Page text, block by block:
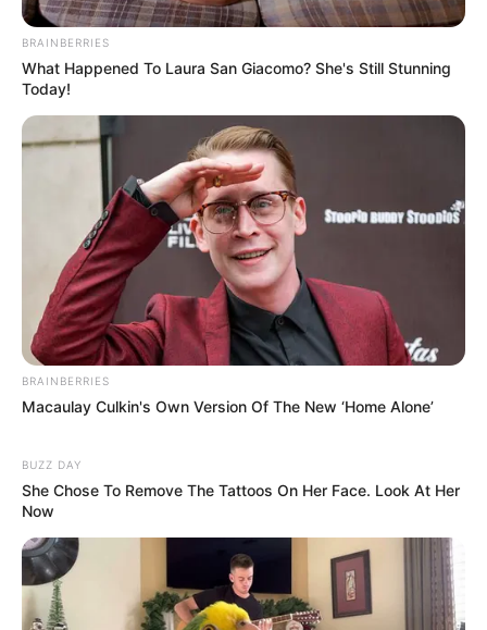
BRAINBERRIES
What Happened To Laura San Giacomo? She's Still Stunning
Today!
BRAINBERRIES
Macaulay Culkin's Own Version Of The New ‘Home Alone’
BUZZ DAY
She Chose To Remove The Tattoos On Her Face. Look At Her
Now